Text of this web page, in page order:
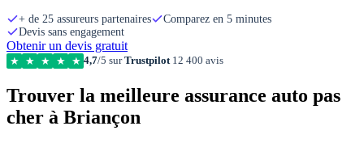
+ de 25 assureurs partenaires
Comparez en 5 minutes
Devis sans engagement
Obtenir un devis gratuit
★ ★ ★ ★ ★ 4,7/5 surTrustpilot12 400 avis
Trouver la meilleure assurance auto pas
cher à Briançon